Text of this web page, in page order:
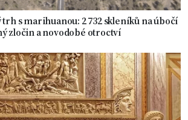
s marihuanou: 2 732 skleníků na úbočí
zločin a novodobé otroctví